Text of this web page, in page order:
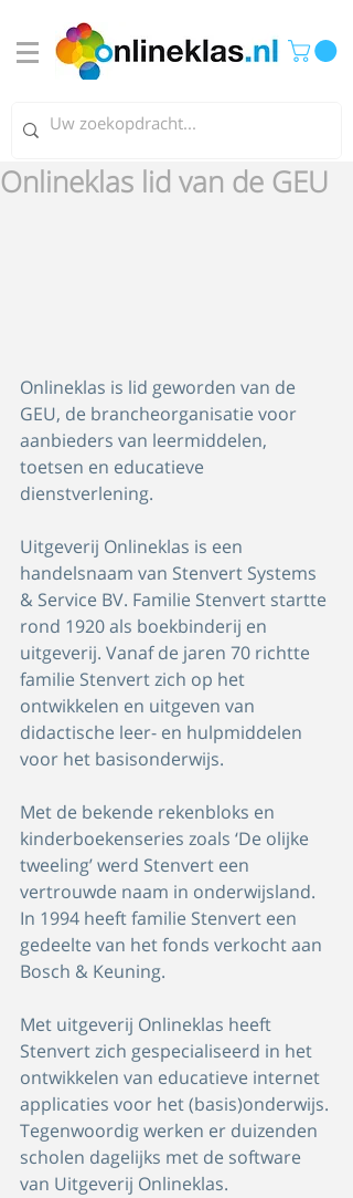
Onlineklas lid van de GEU
Onlineklas is lid geworden van de
GEU, de brancheorganisatie voor
aanbieders van leermiddelen,
toetsen en educatieve
dienstverlening.
Uitgeverij Onlineklas is een
handelsnaam van Stenvert Systems
& Service BV. Familie Stenvert startte
rond 1920 als boekbinderij en
uitgeverij. Vanaf de jaren 70 richtte
familie Stenvert zich op het
ontwikkelen en uitgeven van
didactische leer- en hulpmiddelen
voor het basisonderwijs.
Met de bekende rekenbloks en
kinderboekenseries zoals ‘De olijke
tweeling’ werd Stenvert een
vertrouwde naam in onderwijsland.
In 1994 heeft familie Stenvert een
gedeelte van het fonds verkocht aan
Bosch & Keuning.
Met uitgeverij Onlineklas heeft
Stenvert zich gespecialiseerd in het
ontwikkelen van educatieve internet
applicaties voor het (basis)onderwijs.
Tegenwoordig werken er duizenden
scholen dagelijks met de software
van Uitgeverij Onlineklas.